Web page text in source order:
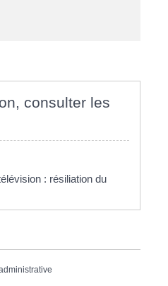
consulter les
: résiliation du